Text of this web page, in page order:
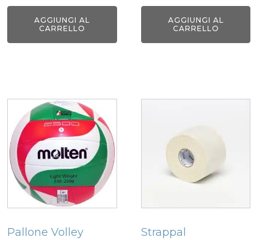
AGGIUNGI AL
CARRELLO
AGGIUNGI AL
CARRELLO
Pallone Volley
Strappal